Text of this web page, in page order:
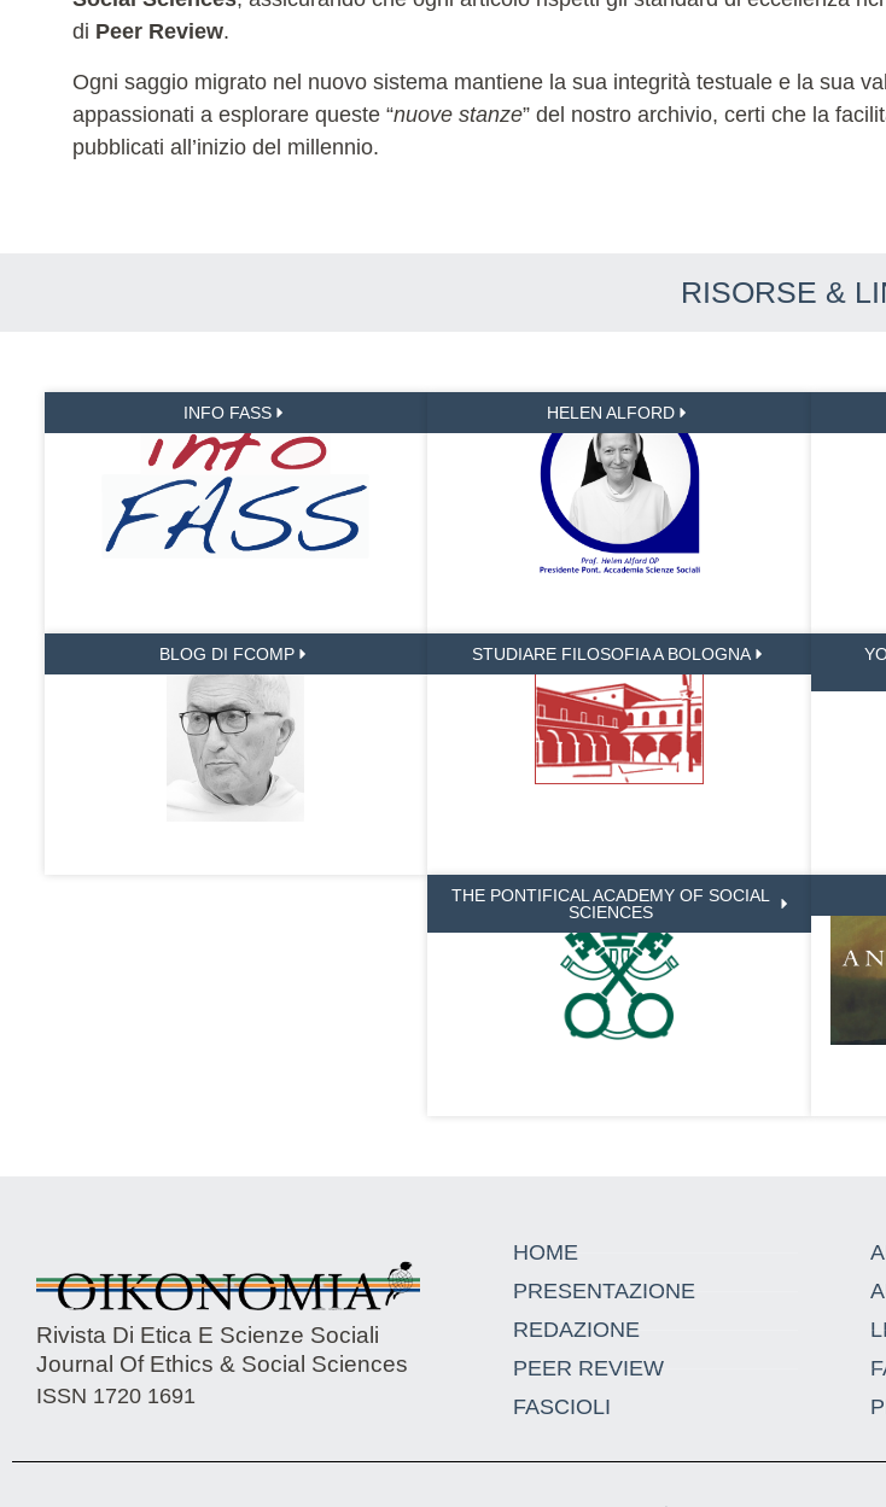
di Peer Review.
Ogni saggio migrato nel nuovo sistema mantiene la sua integrità testuale e la sua
appassionati a esplorare queste “nuove stanze” del nostro archivio, certi che la
pubblicati all’inizio del millennio.
RISORSE &
INFO FASS HELEN ALFORD
BLOG DI FCOMP STUDIARE FILOSOFIA A BOLOGNA
THE PONTIFICAL ACADEMY OF SOCIAL
SCIENCES
Rivista Di Etica E Scienze Sociali
Journal Of Ethics & Social Sciences
ISSN 1720 1691
HOME
PRESENTAZIONE
REDAZIONE
PEER REVIEW
FASCIOLI